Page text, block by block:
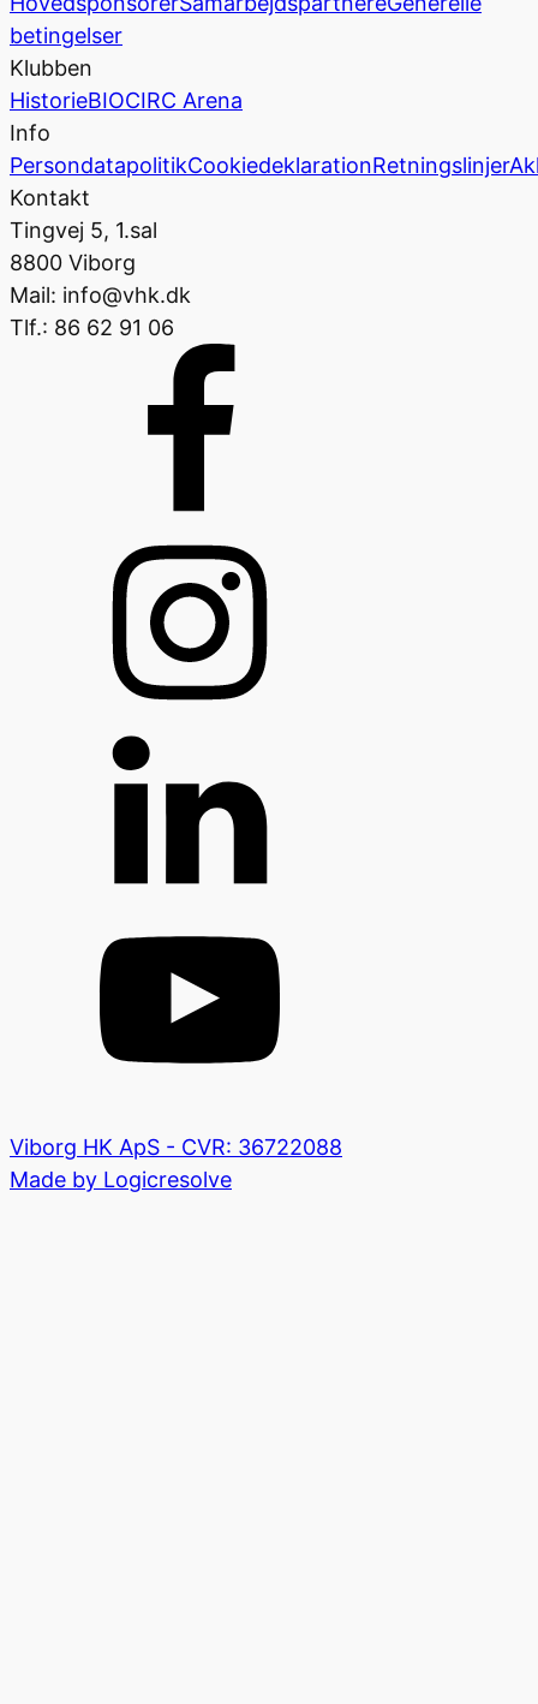
betingelser
Klubben
HistorieBIOCIRC Arena
Info
PersondatapolitikCookiedeklarationRetningslinjer
Kontakt
Tingvej 5, 1.sal
8800 Viborg
Mail: info@vhk.dk
Tlf.: 86 62 91 06
Viborg HK ApS - CVR: 36722088
Made by Logicresolve